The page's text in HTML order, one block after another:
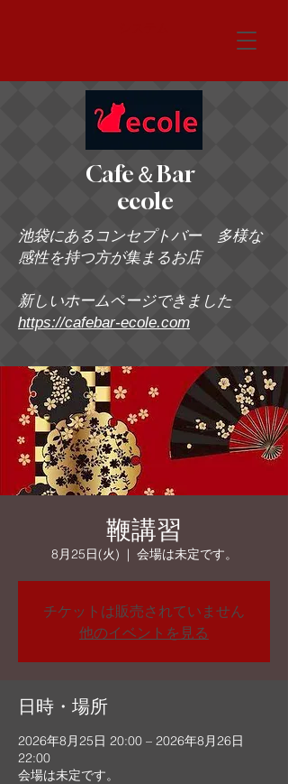
Cafe＆Bar
ecole
池袋にあるコンセプトバー 多様な
感性を持つ方が集まるお店
新しいホームページできました
https://cafebar-ecole.com
鞭講習
8月25日(火)
  |
会場は未定です。
チケットは販売されていません
他のイベントを見る
日時・場所
2026年8月25日 20:00 – 2026年8月26日
22:00
会場は未定です。